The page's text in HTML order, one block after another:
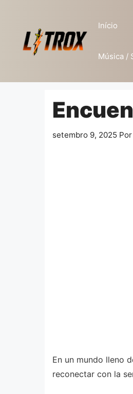
conteúdo
Início
Música /
setembro 9, 2025 Por
En un mundo lleno
reconectar con la